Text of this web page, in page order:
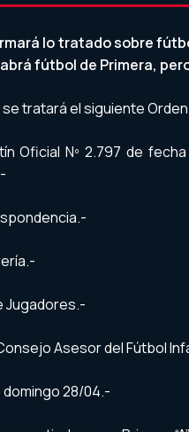
lo tratado sobre
fútbol de Primera,
tratará el siguiente Orden
Oficial Nº 2.797 de
Jugadores.-
Asesor del Fútbol
28/04.-